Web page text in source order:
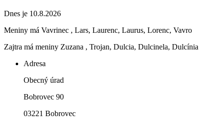
Dnes je 10.8.2026
Meniny má Vavrinec , Lars, Laurenc, Laurus, Lorenc, Vavro
Zajtra má meniny Zuzana , Trojan, Dulcia, Dulcinela, Dulcínia
Adresa
Obecný úrad
Bobrovec 90
03221 Bobrovec